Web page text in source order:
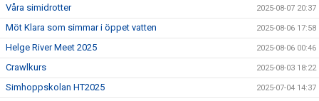
Våra simidrotter 2025-08-07 20:37
Möt Klara som simmar i öppet vatten 2025-08-06 17:58
Helge River Meet 2025 2025-08-06 00:46
Crawlkurs 2025-08-03 18:22
Simhoppskolan HT2025 2025-07-04 14:37